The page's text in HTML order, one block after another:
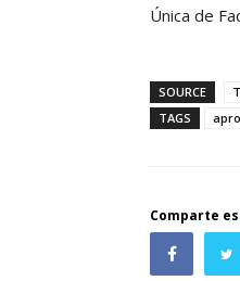
Única de
SOURCE
TAGS
Comparte